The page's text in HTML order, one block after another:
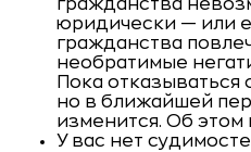
гражданства
юридически — или
гражданства
необратимые
Пока отказываться
но в ближайшей
изменится. Об этом
У вас нет